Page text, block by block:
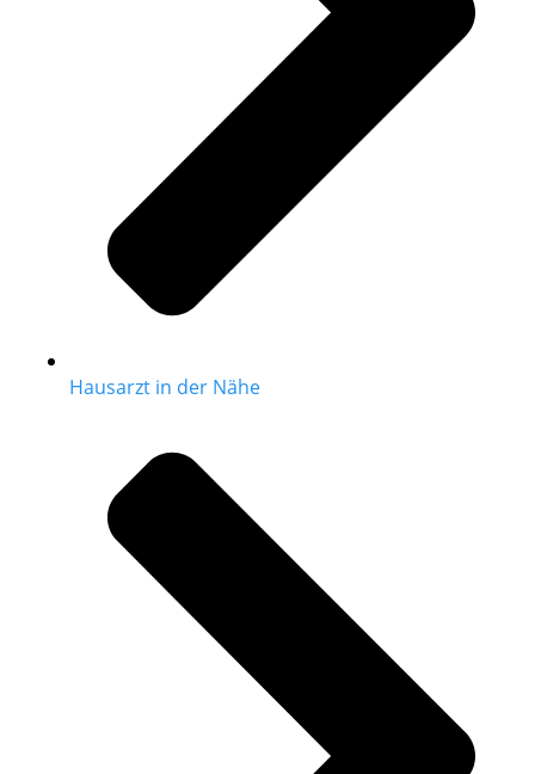
Hausarzt in der Nähe